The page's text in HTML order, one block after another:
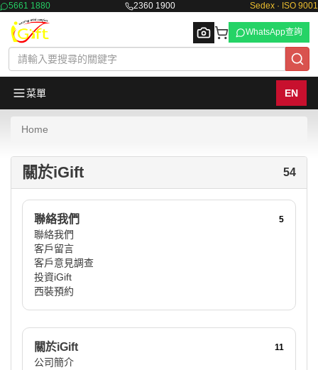
5661 1880 2360 1900 Sedex · ISO 9001
WhatsApp查詢
菜單 EN
Home
關於iGift 54
聯絡我們 5
聯絡我們
客戶留言
客戶意見調查
投資iGift
西裝預約
關於iGift 11
公司簡介